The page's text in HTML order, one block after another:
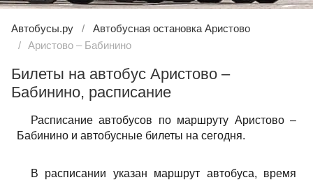
Автобусы.ру
Автобусная остановка Аристово
Аристово – Бабинино
Билеты на автобус Аристово –
Бабинино, расписание
Расписание автобусов по маршруту Аристово –
Бабинино и автобусные билеты на сегодня.
В расписании указан маршрут автобуса, время